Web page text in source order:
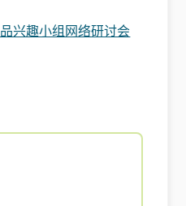
兴趣小组网络研讨会